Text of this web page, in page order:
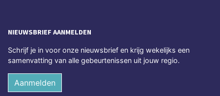
NIEUWSBRIEF AANMELDEN
Schrijf je in voor onze nieuwsbrief en krijg wekelijks een
samenvatting van alle gebeurtenissen uit jouw regio.
Aanmelden